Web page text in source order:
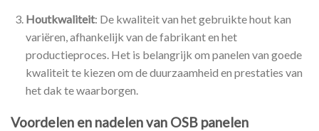
Houtkwaliteit: De kwaliteit van het gebruikte hout kan
variëren, afhankelijk van de fabrikant en het
productieproces. Het is belangrijk om panelen van goede
kwaliteit te kiezen om de duurzaamheid en prestaties van
het dak te waarborgen.
Voordelen en nadelen van OSB panelen